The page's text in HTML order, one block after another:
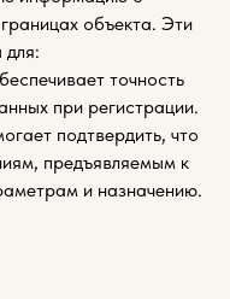
объекта. Эти
точность
при регистрации.
подтвердить, что
предъявляемым к
и назначению.